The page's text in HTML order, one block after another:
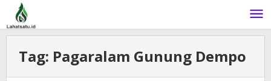
Lewati
konten
Tag: Pagaralam Gunung Dempo